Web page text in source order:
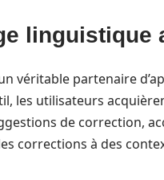
linguistique
véritable partenaire
les utilisateurs
de correction,
corrections à des